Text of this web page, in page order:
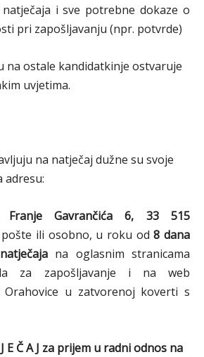
i sve potrebne dokaze o
pri zapošljavanju (npr. potvrde)
na ostale kandidatkinje ostvaruje
uvjetima.
na natječaj dužne su svoje
adresu:
Franje Gavrančića 6, 33 515
pošte ili osobno, u roku od8 dana
na oglasnim stranicama
za zapošljavanje i na web
Orahovice u zatvorenoj koverti s
Č A J za prijem u radni odnos na